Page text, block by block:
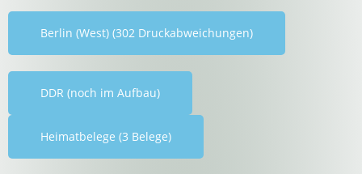
Berlin (West) (302 Druckabweichungen)
DDR (noch im Aufbau)
Heimatbelege (3 Belege)